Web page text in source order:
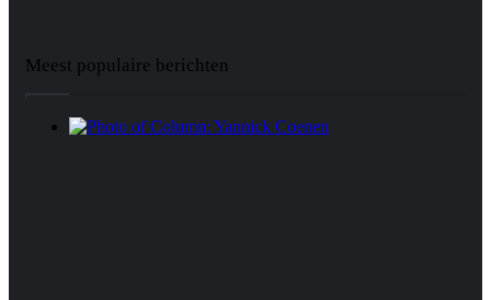
Meest populaire berichten